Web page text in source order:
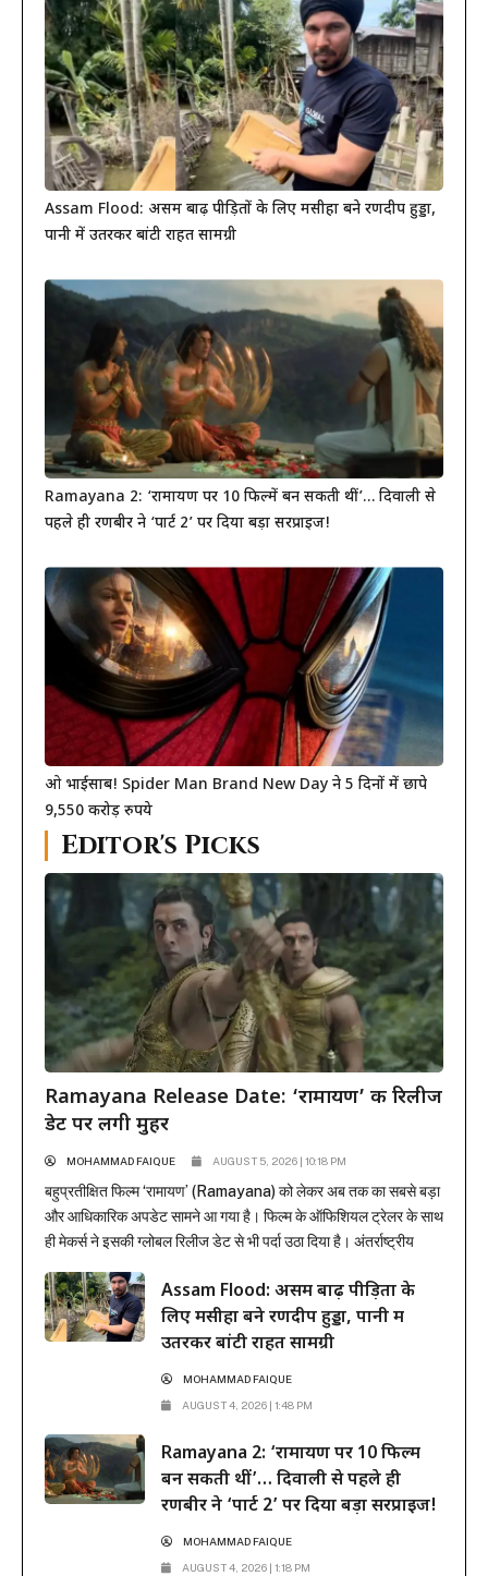
Assam Flood: असम बाढ़ पीड़ितों के लिए मसीहा बने रणदीप हुड्डा,
पानी में उतरकर बांटी राहत सामग्री
Ramayana 2: ‘रामायण पर 10 फिल्में बन सकती थीं’… दिवाली से
पहले ही रणबीर ने ‘पार्ट 2’ पर दिया बड़ा सरप्राइज!
ओ भाईसाब! Spider Man Brand New Day ने 5 दिनों में छापे
9,550 करोड़ रुपये
Editor's Picks
Ramayana Release Date: ‘रामायण’ की रिलीज
डेट पर लगी मुहर
MOHAMMAD FAIQUE AUGUST 5, 2026 | 10:18 PM
बहुप्रतीक्षित फिल्म ‘रामायण’ (Ramayana) को लेकर अब तक का सबसे बड़ा
और आधिकारिक अपडेट सामने आ गया है। फिल्म के ऑफिशियल ट्रेलर के साथ
ही मेकर्स ने इसकी ग्लोबल रिलीज डेट से भी पर्दा उठा दिया है। अंतर्राष्ट्रीय
भव्य महाकाव्य 6 नवंबर...Assam Flood: असम बाढ़ पीड़ितों के
लिए मसीहा बने रणदीप हुड्डा, पानी में
उतरकर बांटी राहत सामग्री
MOHAMMAD FAIQUE
AUGUST 4, 2026 | 1:48 PM
Ramayana 2: ‘रामायण पर 10 फिल्में
बन सकती थीं’… दिवाली से पहले ही
रणबीर ने ‘पार्ट 2’ पर दिया बड़ा सरप्राइज!
MOHAMMAD FAIQUE
AUGUST 4, 2026 | 1:18 PM